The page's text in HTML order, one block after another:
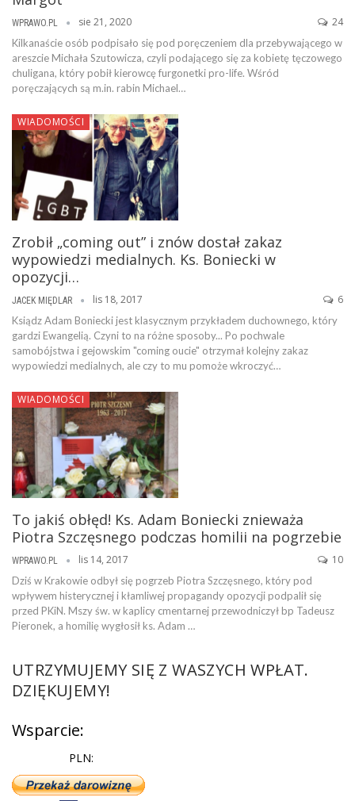
WPRAWO.PL sie 21, 2020 24
Kilkanaście osób podpisało się pod poręczeniem dla przebywającego w
areszcie Michała Szutowicza, czyli podającego się za kobietę tęczowego
chuligana, który pobił kierowcę furgonetki pro-life. Wśród
poręczających są m.in. rabin Michael…
WIADOMOŚCI
Zrobił „coming out” i znów dostał zakaz
wypowiedzi medialnych. Ks. Boniecki w
opozycji…
JACEK MIĘDLAR lis 18, 2017 6
Ksiądz Adam Boniecki jest klasycznym przykładem duchownego, który
gardzi Ewangelią. Czyni to na różne sposoby... Po pochwale
samobójstwa i gejowskim "coming oucie" otrzymał kolejny zakaz
wypowiedzi medialnych, ale czy to mu pomoże wkroczyć…
WIADOMOŚCI
To jakiś obłęd! Ks. Adam Boniecki znieważa
Piotra Szczęsnego podczas homilii na pogrzebie
WPRAWO.PL lis 14, 2017 10
Dziś w Krakowie odbył się pogrzeb Piotra Szczęsnego, który pod
wpływem histerycznej i kłamliwej propagandy opozycji podpalił się
przed PKiN. Mszy św. w kaplicy cmentarnej przewodniczył bp Tadeusz
Pieronek, a homilię wygłosił ks. Adam …
UTRZYMUJEMY SIĘ Z WASZYCH WPŁAT.
DZIĘKUJEMY!
Wsparcie:
PLN: